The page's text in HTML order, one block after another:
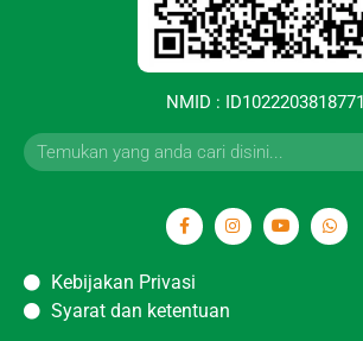
NMID : ID1022203818771
Kebijakan Privasi
Syarat dan ketentuan